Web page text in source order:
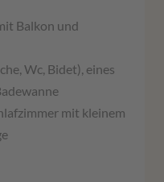
Balkon und
Wc, Bidet), eines
mit kleinem